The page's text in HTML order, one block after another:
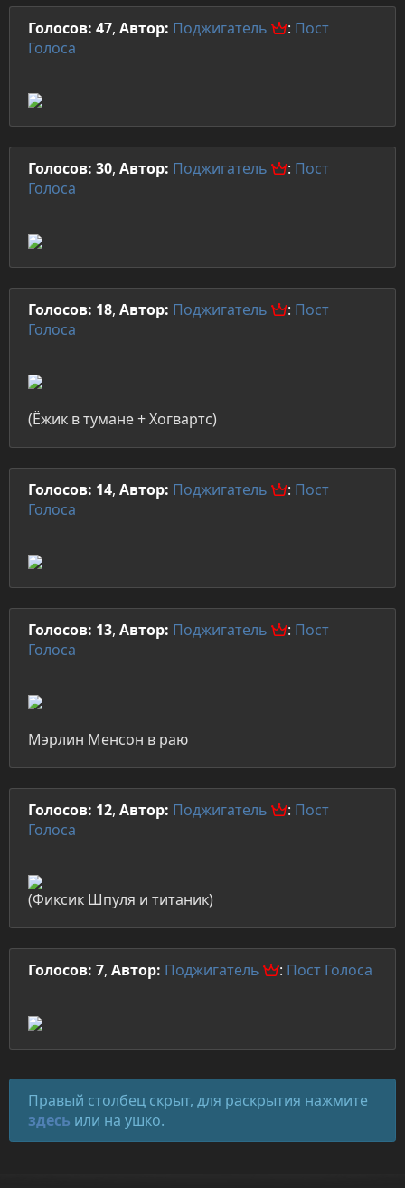
Голосов: 47, Автор: Поджигатель : Пост
Голоса
Голосов: 30, Автор: Поджигатель : Пост
Голоса
Голосов: 18, Автор: Поджигатель : Пост
Голоса
(Ёжик в тумане + Хогвартс)
Голосов: 14, Автор: Поджигатель : Пост
Голоса
Голосов: 13, Автор: Поджигатель : Пост
Голоса
Мэрлин Менсон в раю
Голосов: 12, Автор: Поджигатель : Пост
Голоса
(Фиксик Шпуля и титаник)
Голосов: 7, Автор: Поджигатель : Пост Голоса
Правый столбец скрыт, для раскрытия нажмите
здесь или на ушко.